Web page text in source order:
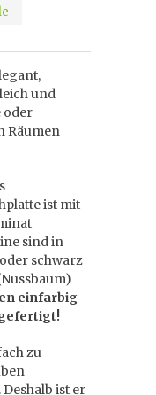
und
oder
Räumen
ist mit
sind in
schwarz
einfarbig
zu
ist er